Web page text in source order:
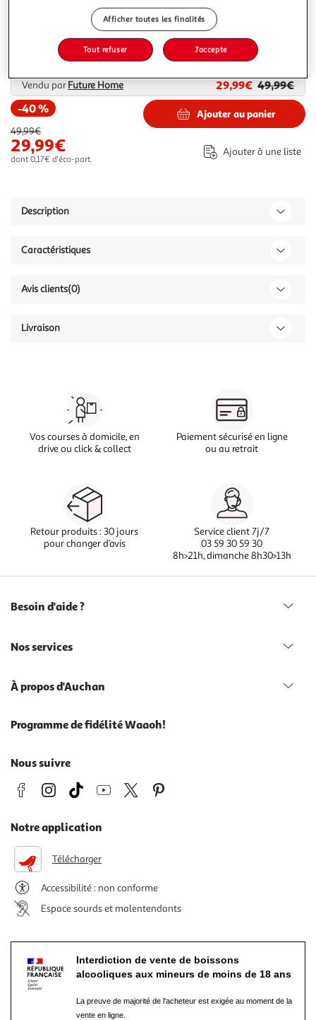
Livr. ou retrait dès 4/5 jours
A partir de 2,99€
Plus d'options
Vendu parFuture Home 29,99€ 49,99€
-40 %
49,99€
29,99€
dont 0,17€ d'éco-part.
Ajouter au panier
Ajouter à une liste
Description
Caractéristiques
Avis clients(0)
Livraison
Vos courses à domicile, en
drive ou click & collect
Paiement sécurisé en ligne
ou au retrait
Retour produits : 30 jours
pour changer d’avis
Service client 7j/7
03 59 30 59 30
8h>21h, dimanche 8h30>13h
Besoin d'aide ?
Nos services
À propos d'Auchan
Programme de fidélité Waaoh!
Nous suivre
Notre application
Télécharger
Accessibilité : non conforme
Espace sourds et malentendants
Interdiction de vente de boissons
alcooliques aux mineurs de moins de 18 ans
La preuve de majorité de l'acheteur est exigée au moment de la
vente en ligne.
Afficher toutes les finalités
Tout refuser J'accepte